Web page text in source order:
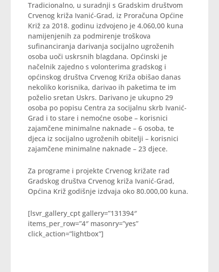
Tradicionalno, u suradnji s Gradskim društvom
Crvenog križa Ivanić-Grad, iz Proračuna Općine
Križ za 2018. godinu izdvojeno je 4.060,00 kuna
namijenjenih za podmirenje troškova
sufinanciranja darivanja socijalno ugroženih
osoba uoči uskrsnih blagdana. Općinski je
načelnik zajedno s volonterima gradskog i
općinskog društva Crvenog Križa obišao danas
nekoliko korisnika, darivao ih paketima te im
poželio sretan Uskrs. Darivano je ukupno 29
osoba po popisu Centra za socijalnu skrb Ivanić-
Grad i to stare i nemoćne osobe – korisnici
zajamčene minimalne naknade – 6 osoba, te
djeca iz socijalno ugroženih obitelji – korisnici
zajamčene minimalne naknade – 23 djece.
Za programe i projekte Crvenog križate rad
Gradskog društva Crvenog križa Ivanić-Grad,
Općina Križ godišnje izdvaja oko 80.000,00 kuna.
[lsvr_gallery_cpt gallery=”131394″
items_per_row=”4″ masonry=”yes”
click_action=”lightbox”]